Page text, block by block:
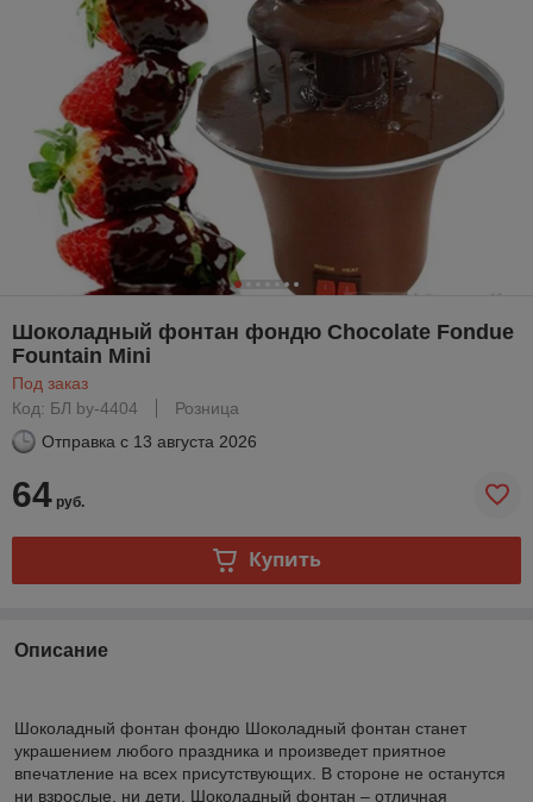
Шоколадный фонтан фондю Chocolate Fondue
Fountain Mini
Под заказ
Код: БЛ by-4404
Розница
Отправка с 13 августа 2026
64 руб.
Купить
Описание
Шоколадный фонтан фондю Шоколадный фонтан станет
украшением любого праздника и произведет приятное
впечатление на всех присутствующих. В стороне не останутся
ни взрослые, ни дети. Шоколадный фонтан – отличная